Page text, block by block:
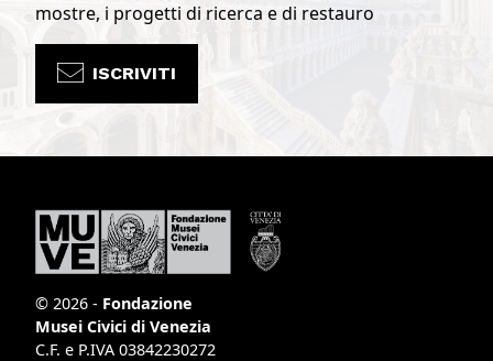
mostre, i progetti di ricerca e di restauro
ISCRIVITI
© 2026 - Fondazione
Musei Civici di Venezia
C.F. e P.IVA 03842230272